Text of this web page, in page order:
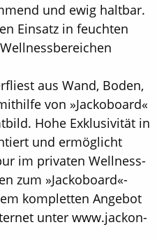
und ewig haltbar.
Einsatz in feuchten
aus Wand, Boden,
von »Jackoboard«
Hohe Exklusivität in
und ermöglicht
im privaten Wellness-
zum »Jackoboard«-
kompletten Angebot
unter www.jackon-